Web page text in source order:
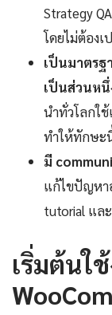
Strategy
โดยไม่ต้อง
เป็นมาตรฐ
เป็นส่วนหนึ่
นำทั่วโลกใ
ทำให้ทักษะ
มี
แก้ไขปัญหา
tutorial แล
เริ่มต้นใ